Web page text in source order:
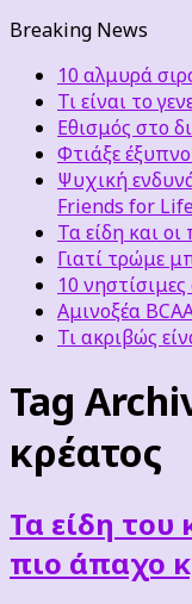
Breaking News
10 αλμυρά
Τι είναι το
Εθισμός στο
Φτιάξε
Ψυχική
Friends for
Τα είδη και
Γιατί τρώμε
10 νηστίσιμες
Αμινοξέα
Τι ακριβώς
Tag
κρέατος
Τα είδη του
πιο άπαχο